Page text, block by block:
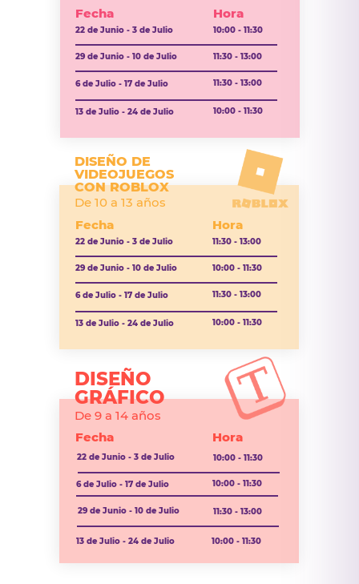
6 de Julio - 17 de Julio
10:00 - 11:30
11:30 - 13:00
DISEÑO
GRÁFICO
De 9 a 14 años
Fecha
Hora
22 de Junio - 3 de Julio
10:00 - 11:30
29 de Junio - 10 de Julio
13 de Julio - 24 de Julio
10:00 - 11:30
22 de Junio - 3 de Julio 10:00 - 11:30
Fecha Hora
29 de Junio - 10 de Julio 11:30 - 13:00
6 de Julio - 17 de Julio 11:30 - 13:00
13 de Julio - 24 de Julio 10:00 - 11:30
DISEÑO DE
VIDEOJUEGOS
CON ROBLOX
De 10 a 13 años
22 de Junio - 3 de Julio 11:30 - 13:00
Fecha Hora
29 de Junio - 10 de Julio 10:00 - 11:30
6 de Julio - 17 de Julio 11:30 - 13:00
13 de Julio - 24 de Julio 10:00 - 11:30